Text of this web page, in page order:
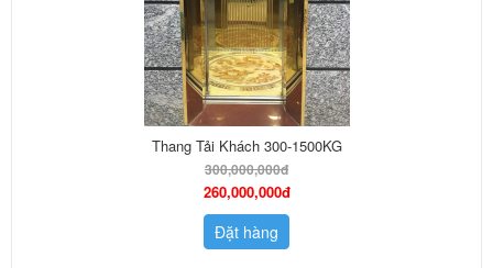
Thang Tải Khách 300-1500KG
300,000,000đ
260,000,000đ
Đặt hàng